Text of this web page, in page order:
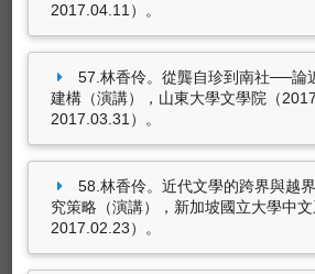
2017.04.11）。
57.林香伶。從龔自珍到南社──論
建構（演講），山東大學文學院（
2017.03.31）。
58.林香伶。近代文學的跨界與越
究策略（演講），新加坡國立大學中
2017.02.23）。